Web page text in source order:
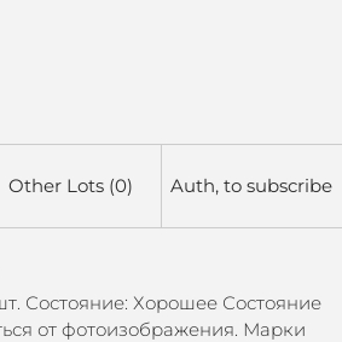
Other Lots (0) Auth, to subscribe
Состояние: Хорошее Состояние
от фотоизображения. Марки